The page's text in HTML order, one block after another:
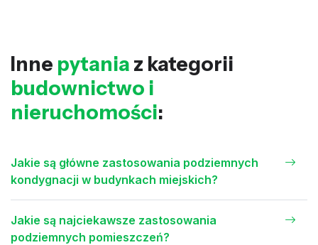
Inne pytania z kategorii
budownictwo i
nieruchomości:
Jakie są główne zastosowania podziemnych
kondygnacji w budynkach miejskich?
Jakie są najciekawsze zastosowania
podziemnych pomieszczeń?